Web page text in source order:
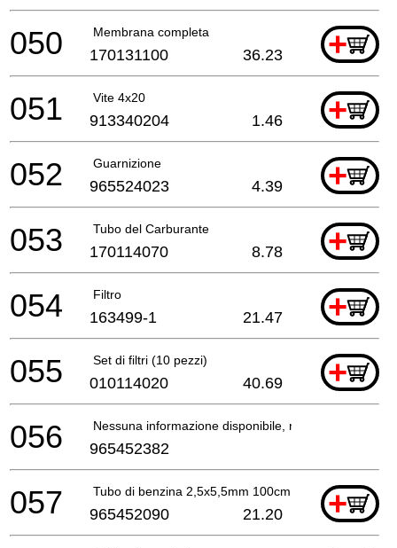
Membrana completa +
050 170131100 36.23
Vite 4x20 +
051 913340204 1.46
Guarnizione +
052 965524023 4.39
Tubo del Carburante +
053 170114070 8.78
Filtro +
054 163499-1 21.47
Set di filtri (10 pezzi) +
055 010114020 40.69
Nessuna informazione disponibile, non ordinabile
056 965452382
Tubo di benzina 2,5x5,5mm 100cm +
057 965452090 21.20